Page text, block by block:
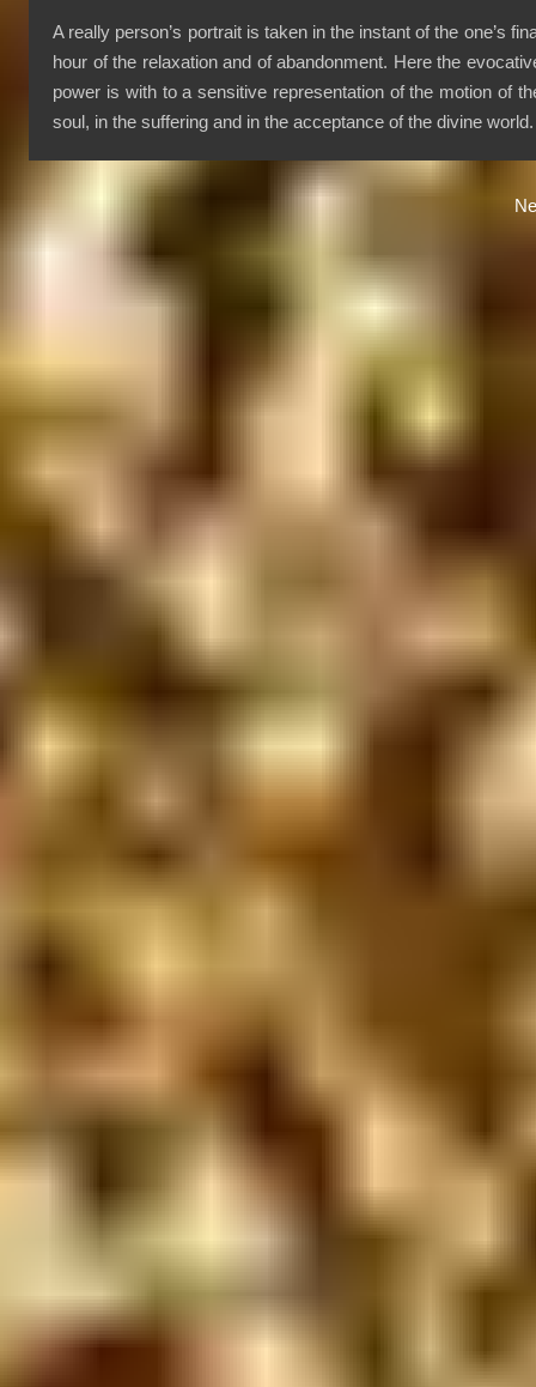
A really person’s portrait is taken in the instant of the one’s
hour of the relaxation and of abandonment. Here the
power is with to a sensitive representation of the motion of
soul, in the suffering and in the acceptance of the divine world.